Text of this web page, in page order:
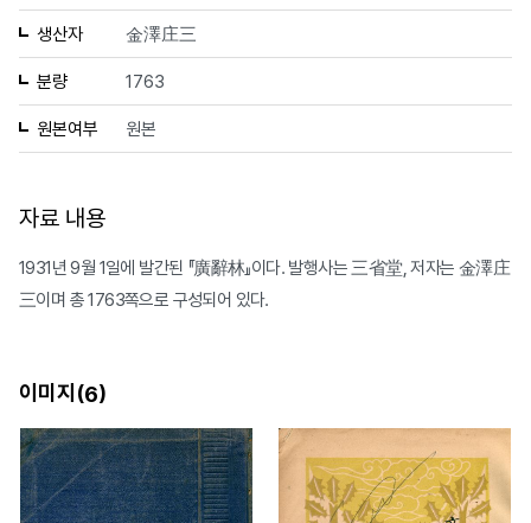
생산자 金澤庄三
분량 1763
원본여부 원본
자료 내용
1931년 9월 1일에 발간된 『廣辭林』이다. 발행사는 三省堂, 저자는 金澤庄
三이며 총 1763쪽으로 구성되어 있다.
이미지(6)